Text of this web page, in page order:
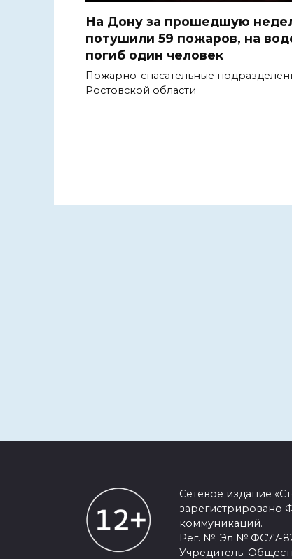
На Дону за прошедшую
потушили 59 пожаров, на
погиб один человек
Пожарно-спасательные
Ростовской области
Сетевое издание
зарегистрировано
коммуникаций.
Рег. №: Эл № ФС77-
Учредитель: